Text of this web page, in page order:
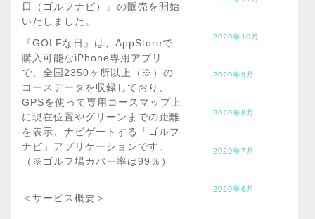
日（ゴルフナビ）』の販売を開始
いたしました。
『GOLFな日』は、AppStoreで
購入可能なiPhone専用アプリ
で、全国2350ヶ所以上（※）の
コースデータを収録しており、
GPSを使って専用コースマップ上
に現在位置やグリーンまでの距離
を表示、ナビゲートする「ゴルフ
ナビ」アプリケーションです。
（※ゴルフ場カバー率は99％）
＜サービス概要＞
2020年10月
2020年9月
2020年8月
2020年7月
2020年6月